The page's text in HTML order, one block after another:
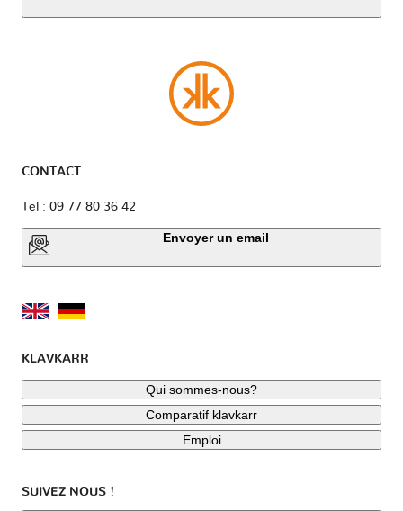
CONTACT
Tel : 09 77 80 36 42
Envoyer un email
KLAVKARR
Qui sommes-nous?
Comparatif klavkarr
Emploi
SUIVEZ NOUS !